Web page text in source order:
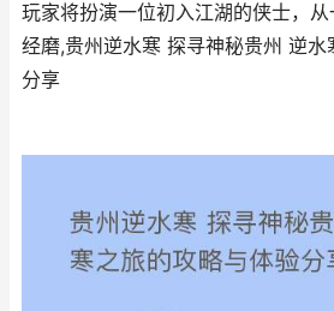
玩家将扮演一位初入江湖的侠士，
经磨,贵州逆水寒 探寻神秘贵州 逆
分享